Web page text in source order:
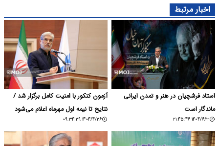
اخبار مرتبط
استاد فرشچیان در هنر و تمدن ایرانی
ماندگار است
۱۴۰۴/۶/۳ ۲۱:۴۵:۴۶
آزمون کنکور با امنیت کامل برگزار شد /
نتایج تا نیمه اول مهرماه اعلام می‌شود
۱۴۰۴/۴/۲۶ ۰۹:۳۴:۲۹